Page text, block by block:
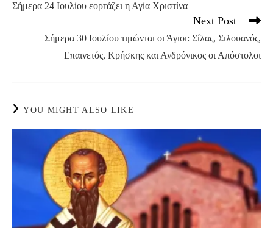
articles
Σήμερα 24 Ιουλίου εορτάζει η Αγία Χριστίνα
Next Post
Σήμερα 30 Ιουλίου τιμώνται οι Άγιοι: Σίλας, Σιλουανός,
Επαινετός, Κρήσκης και Ανδρόνικος οι Απόστολοι
YOU MIGHT ALSO LIKE